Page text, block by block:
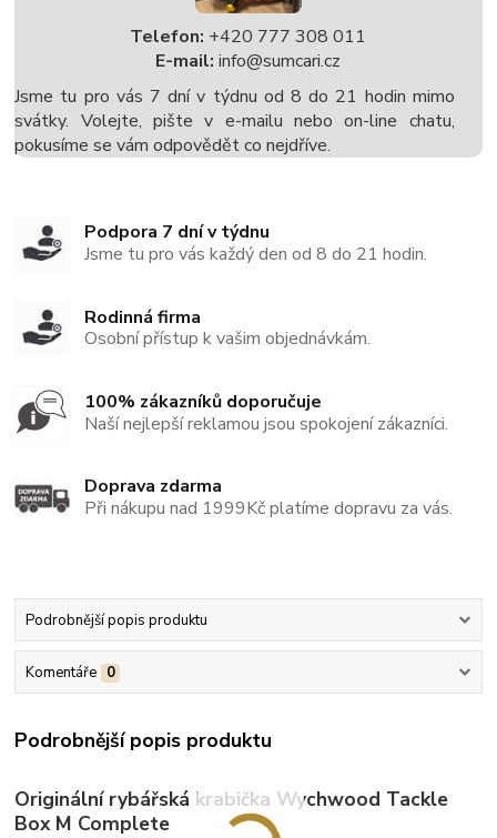
Telefon: +420 777 308 011
E-mail: info@sumcari.cz
Jsme tu pro vás 7 dní v týdnu od 8 do 21 hodin mimo
svátky. Volejte, pište v e-mailu nebo on-line chatu,
pokusíme se vám odpovědět co nejdříve.
Podpora 7 dní v týdnu
Jsme tu pro vás každý den od 8 do 21 hodin.
Rodinná firma
Osobní přístup k vašim objednávkám.
100% zákazníků doporučuje
Naší nejlepší reklamou jsou spokojení zákazníci.
Doprava zdarma
Při nákupu nad 1999Kč platíme dopravu za vás.
Podrobnější popis produktu
Komentáře 0
Podrobnější popis produktu
Originální rybářská krabička Wychwood Tackle
Box M Complete